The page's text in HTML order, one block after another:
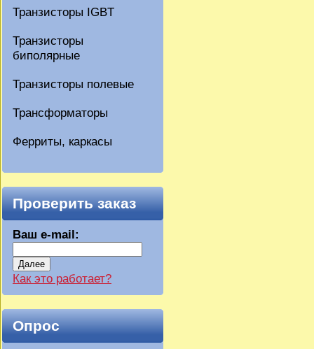
Транзисторы IGBT
Транзисторы
биполярные
Транзисторы полевые
Трансформаторы
Ферриты, каркасы
Проверить заказ
Ваш e-mail:
Далее
Как это работает?
Опрос